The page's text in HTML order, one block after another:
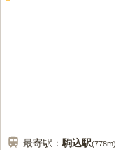
最寄駅：駒込駅(778m)